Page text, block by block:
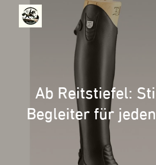
Ab Reitstiefel:
Begleiter für